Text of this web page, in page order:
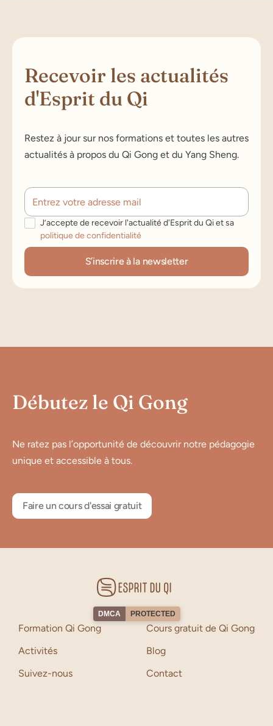
Recevoir les actualités
d'Esprit du Qi
Restez à jour sur nos formations et toutes les autres
actualités à propos du Qi Gong et du Yang Sheng.
J’accepte de recevoir l'actualité d'Esprit du Qi et sa
politique de confidentialité
Débutez le Qi Gong
Ne ratez pas l’opportunité de découvrir notre pédagogie
unique et accessible à tous.
Faire un cours d'essai gratuit
DMCA PROTECTED
Formation Qi Gong
Cours gratuit de Qi Gong
Activités
Blog
Suivez-nous
Contact